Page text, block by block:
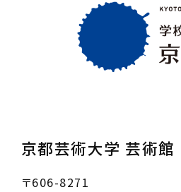
京都芸術大学 芸術館
〒606-8271